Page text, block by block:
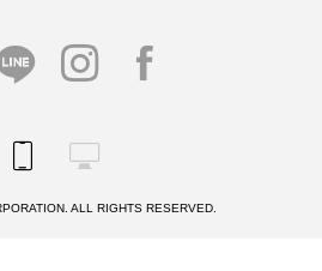
ALL RIGHTS RESERVED.